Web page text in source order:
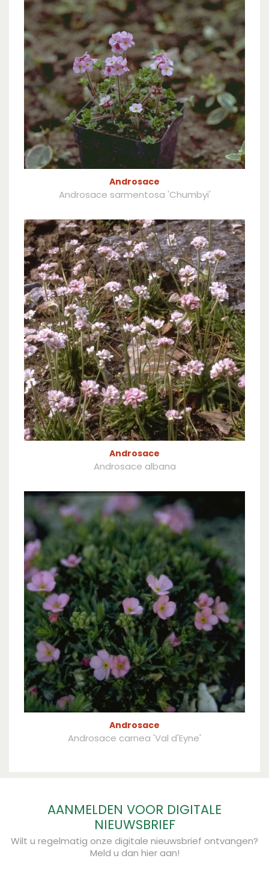
Androsace
Androsace sarmentosa 'Chumbyi'
Androsace
Androsace albana
Androsace
Androsace carnea 'Val d'Eyne'
AANMELDEN VOOR DIGITALE
NIEUWSBRIEF
Wilt u regelmatig onze digitale nieuwsbrief ontvangen?
Meld u dan hier aan!